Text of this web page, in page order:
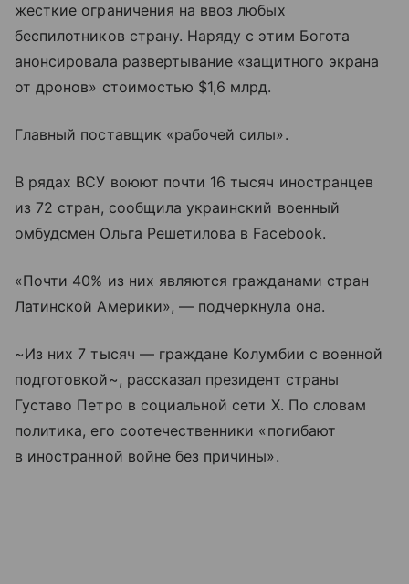
жесткие ограничения на ввоз любых
беспилотников страну. Наряду с этим Богота
анонсировала развертывание «защитного экрана
от дронов» стоимостью $1,6 млрд.
Главный поставщик «рабочей силы».
В рядах ВСУ воюют почти 16 тысяч иностранцев
из 72 стран, сообщила украинский военный
омбудсмен Ольга Решетилова в Facebook.
«Почти 40% из них являются гражданами стран
Латинской Америки», — подчеркнула она.
~Из них 7 тысяч — граждане Колумбии с военной
подготовкой~, рассказал президент страны
Густаво Петро в социальной сети Х. По словам
политика, его соотечественники «погибают
в иностранной войне без причины».